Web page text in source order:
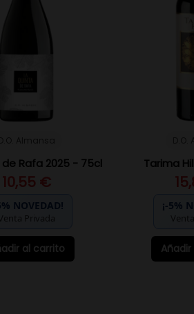
Rafa 2025 - 75cl
10,55 €
NOVEDAD!
Venta Privada
al carrito
Tarima
¡-5%